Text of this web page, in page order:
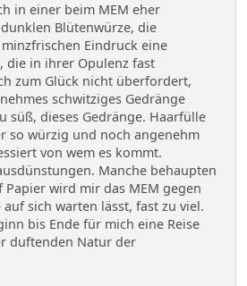
in einer beim MEM eher
Blütenwürze, die
Eindruck eine
die in ihrer Opulenz fast
zum Glück nicht überfordert,
schwitziges Gedränge
süß, dieses Gedränge. Haarfülle
so würzig und noch angenehm
von wem es kommt.
Manche behaupten
Papier wird mir das MEM gegen
auf sich warten lässt, fast zu viel.
bis Ende für mich eine Reise
duftenden Natur der